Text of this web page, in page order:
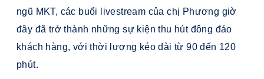
ngũ MKT, các buổi livestream của chị Phương giờ
đây đã trở thành những sự kiện thu hút đông đảo
khách hàng, với thời lượng kéo dài từ 90 đến 120
phút.